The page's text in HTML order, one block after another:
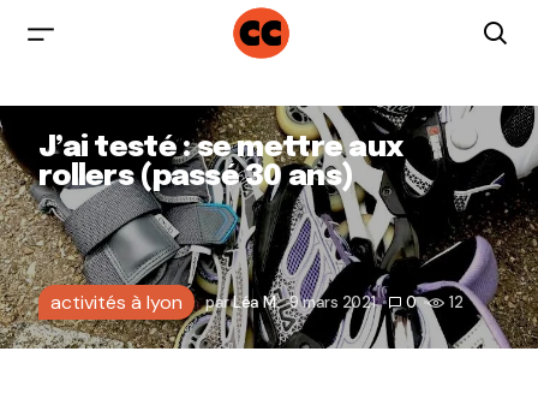
J’ai testé : se mettre aux
rollers (passé 30 ans)
activités à lyon parLéa M. 9 mars 2021 0 12